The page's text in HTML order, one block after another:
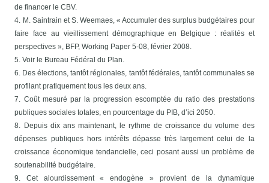
de financer le CBV.
4. M. Saintrain et S. Weemaes, « Accumuler des surplus budgétaires pour
faire face au vieillissement démographique en Belgique : réalités et
perspectives », BFP, Working Paper 5-08, février 2008.
5. Voir le Bureau Fédéral du Plan.
6. Des élections, tantôt régionales, tantôt fédérales, tantôt communales se
profilant pratiquement tous les deux ans.
7. Coût mesuré par la progression escomptée du ratio des prestations
publiques sociales totales, en pourcentage du PIB, d’ici 2050.
8. Depuis dix ans maintenant, le rythme de croissance du volume des
dépenses publiques hors intérêts dépasse très largement celui de la
croissance économique tendancielle, ceci posant aussi un problème de
soutenabilité budgétaire.
9. Cet alourdissement « endogène » provient de la dynamique